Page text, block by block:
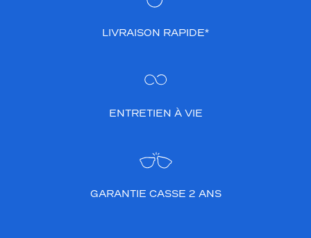
LIVRAISON RAPIDE*
ENTRETIEN À VIE
GARANTIE CASSE 2 ANS